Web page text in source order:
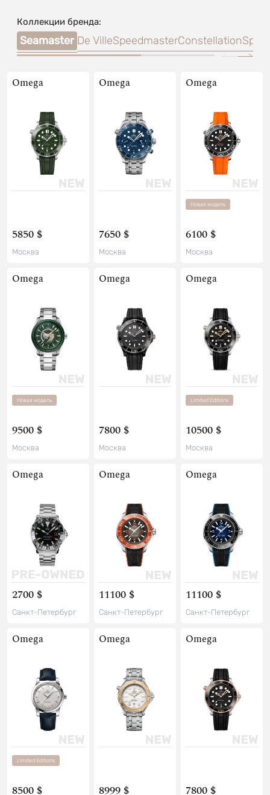
Коллекции бренда:
Seamaster De VilleSpeedmasterConstellation
Omega
5850 $
Москва
Omega
7650 $
Москва
Omega
Новая модель
6100 $
Москва
Omega
Новая модель
9500 $
Москва
Omega
7800 $
Москва
Omega
Limited Editions
10500 $
Москва
Omega
2700 $
Санкт-Петербург
Omega
11100 $
Санкт-Петербург
Omega
11100 $
Санкт-Петербург
Omega
Limited Editions
8500 $
Omega
8999 $
Omega
7800 $